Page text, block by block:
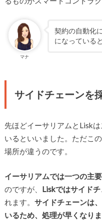
マナ
契約の自動化
になっている
サイドチェーンを
先ほどイーサリアムとLisk
いるといいました。ただこ
場所が違うのです。
イーサリアムでは一つの主
のですが、 Liskではサイド
れます。 サイドチェーンは
いるため、処理が早くなりま